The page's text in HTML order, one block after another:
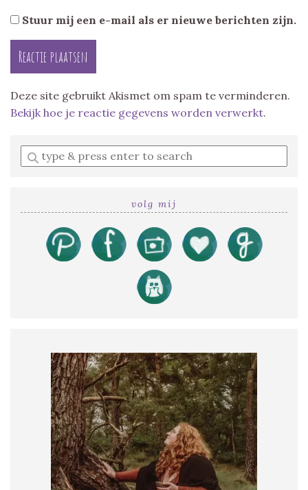
Stuur mij een e-mail als er nieuwe berichten zijn.
Deze site gebruikt Akismet om spam te verminderen.
Bekijk hoe je reactie gegevens worden verwerkt.
Enter
a
volg mij